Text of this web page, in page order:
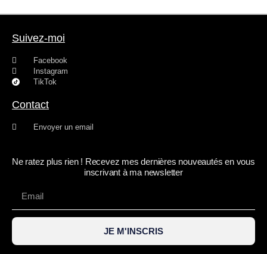
Suivez-moi
Facebook
Instagram
TikTok
Contact
Envoyer un email
Ne ratez plus rien ! Recevez mes dernières nouveautés en vous
inscrivant à ma newsletter
JE M'INSCRIS